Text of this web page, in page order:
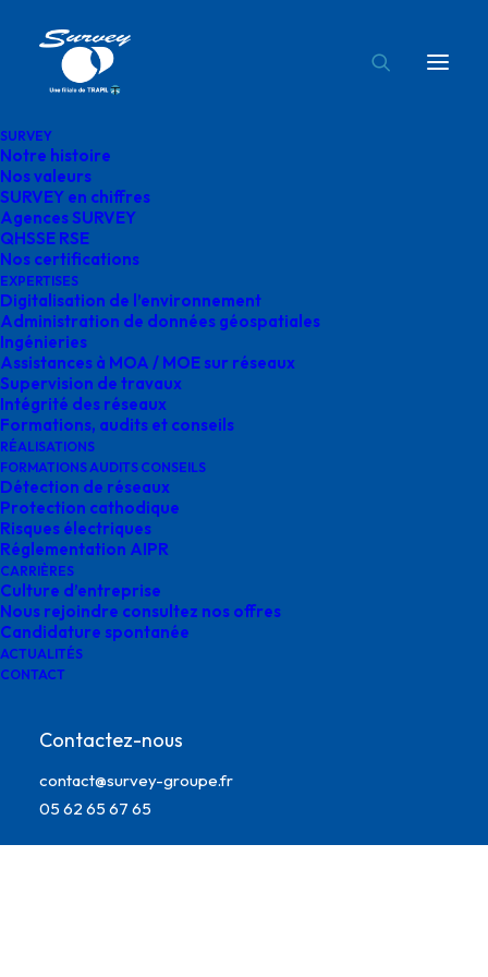
SURVEY
Notre histoire
Nos valeurs
SURVEY en chiffres
Agences SURVEY
QHSSE RSE
Nos certifications
EXPERTISES
Digitalisation de l’environnement
Administration de données géospatiales
Ingénieries
Assistances à MOA / MOE sur réseaux
Supervision de travaux
Intégrité des réseaux
Formations, audits et conseils
RÉALISATIONS
FORMATIONS AUDITS CONSEILS
Détection de réseaux
Protection cathodique
Risques électriques
Réglementation AIPR
CARRIÈRES
Culture d’entreprise
Nous rejoindre consultez nos offres
Candidature spontanée
ACTUALITÉS
CONTACT
Contactez-nous
contact@survey-groupe.fr
05 62 65 67 65
Accueil Agences SURVEY
survey equipe
auvergne
survey equipe auvergne